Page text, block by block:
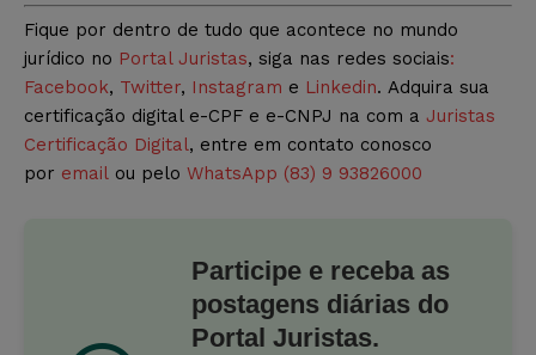
Fique por dentro de tudo que acontece no mundo
jurídico no Portal Juristas, siga nas redes sociais:
Facebook, Twitter, Instagram e Linkedin. Adquira sua
certificação digital e-CPF e e-CNPJ na com a Juristas
Certificação Digital, entre em contato conosco
por email ou pelo WhatsApp (83) 9 93826000
Participe e receba as
postagens diárias do
Portal Juristas.